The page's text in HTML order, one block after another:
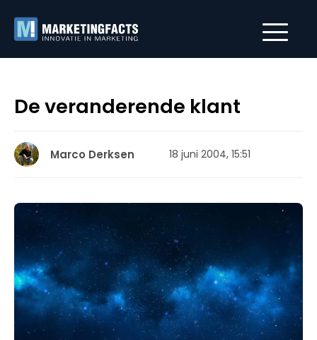
De veranderende klant
Marco Derksen 18 juni 2004, 15:51